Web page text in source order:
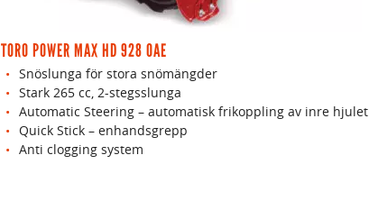
TORO POWER MAX HD 928 OAE
Snöslunga för stora snömängder
Stark 265 cc, 2-stegsslunga
Automatic Steering – automatisk frikoppling av inre hjulet
Quick Stick – enhandsgrepp
Anti clogging system